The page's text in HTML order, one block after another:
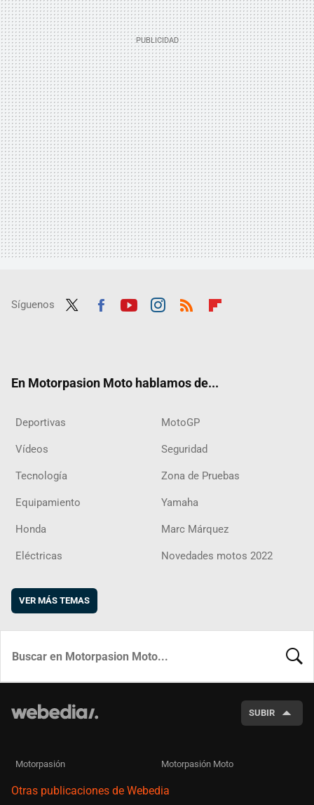
Síguenos
En Motorpasion Moto hablamos de...
Deportivas MotoGP
Vídeos Seguridad
Tecnología Zona de Pruebas
Equipamiento Yamaha
Honda Marc Márquez
Eléctricas Novedades motos 2022
VER MÁS TEMAS
SUBIR
Motorpasión Motorpasión Moto
Otras publicaciones de Webedia